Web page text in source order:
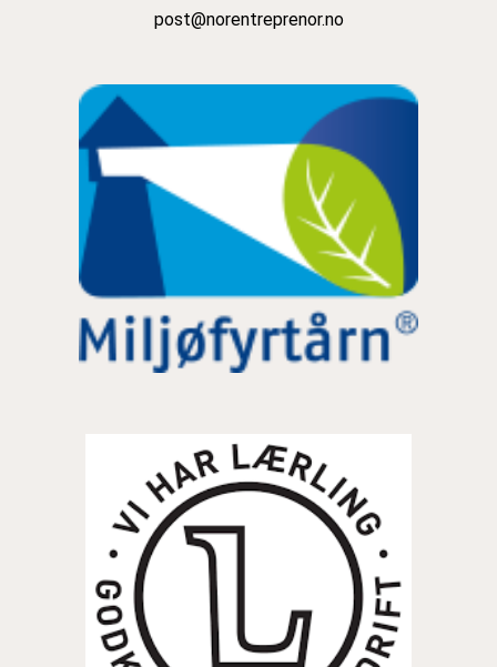
post@norentreprenor.no